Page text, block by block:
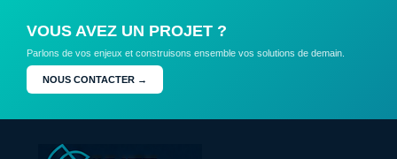
VOUS AVEZ UN PROJET ?
Parlons de vos enjeux et construisons ensemble vos solutions de demain.
NOUS CONTACTER →